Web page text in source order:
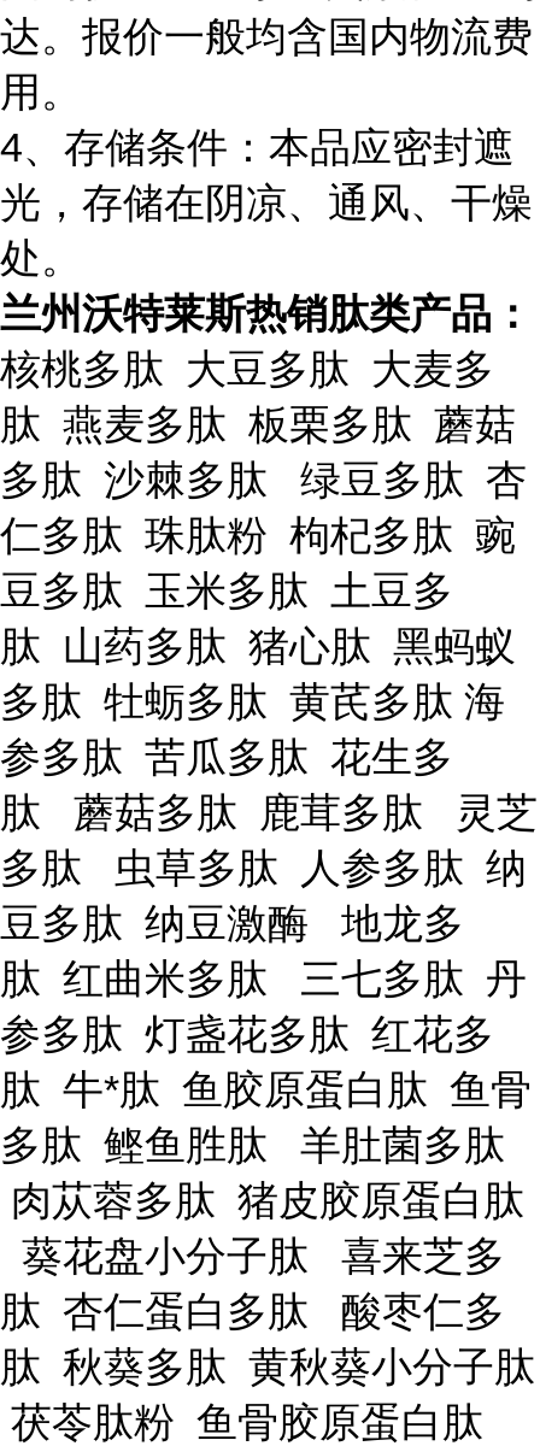
达。报价一般均含国内物流费
用。
4、存储条件：本品应密封遮
光，存储在阴凉、通风、干燥
处。
兰州沃特莱斯热销肽类产品：
核桃多肽 大豆多肽 大麦多
肽 燕麦多肽 板栗多肽 蘑菇
多肽 沙棘多肽 绿豆多肽 杏
仁多肽 珠肽粉 枸杞多肽 豌
豆多肽 玉米多肽 土豆多
肽 山药多肽 猪心肽 黑蚂蚁
多肽 牡蛎多肽 黄芪多肽 海
参多肽 苦瓜多肽 花生多
肽 蘑菇多肽 鹿茸多肽 灵芝
多肽 虫草多肽 人参多肽 纳
豆多肽 纳豆激酶 地龙多
肽 红曲米多肽 三七多肽 丹
参多肽 灯盏花多肽 红花多
肽 牛*肽 鱼胶原蛋白肽 鱼骨
多肽 鲣鱼胜肽 羊肚菌多肽
肉苁蓉多肽 猪皮胶原蛋白肽
葵花盘小分子肽 喜来芝多
肽 杏仁蛋白多肽 酸枣仁多
肽 秋葵多肽 黄秋葵小分子肽
茯苓肽粉 鱼骨胶原蛋白肽